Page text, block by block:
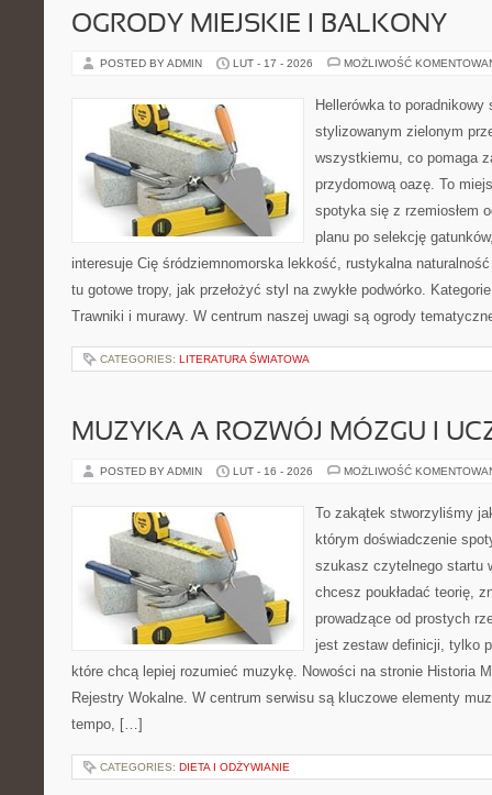
OGRODY MIEJSKIE I BALKONY
POSTED BY ADMIN LUT - 17 - 2026 MOŻLIWOŚĆ
Hellerówka to poradnikowy
stylizowanym zielonym
wszystkiemu, co pomaga
przydomową oazę. To
spotyka się z rzemiosłem
planu po selekcję
interesuje Cię śródziemnomorska lekkość, rustykalna
tu gotowe tropy, jak przełożyć styl na zwykłe podwórko.
Trawniki i murawy. W centrum naszej uwagi są ogrody
CATEGORIES: LITERATURA ŚWIATOWA
MUZYKA A ROZWÓJ MÓZGU I
POSTED BY ADMIN LUT - 16 - 2026 MOŻLIWOŚĆ
To zakątek stworzyliśmy
którym doświadczenie
szukasz czytelnego startu
chcesz poukładać teorię,
prowadzące od prostych
jest zestaw definicji, tylko
które chcą lepiej rozumieć muzykę. Nowości na stronie Historia
Rejestry Wokalne. W centrum serwisu są kluczowe elementy
tempo, […]
CATEGORIES: DIETA I ODŻYWIANIE